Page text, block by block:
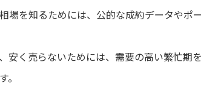
場を知るためには、公的な成約データやポ
安く売らないためには、需要の高い繁忙期
。